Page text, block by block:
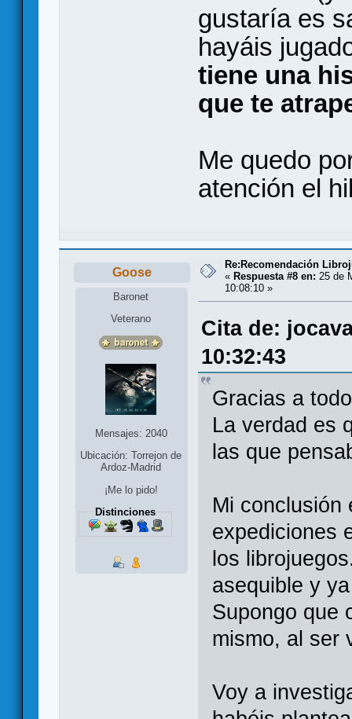
gustaría es
hayáis
tiene una
que te
Me quedo
atención el
Goose
Baronet
Veterano
Mensajes: 2040
Ubicación: Torrejon de
Ardoz-Madrid
¡Me lo pido!
Distinciones
Re:Recomendación
« Respuesta #8 en: 25 de
10:08:10 »
Cita de:
10:32:43
Gracias a
La verdad es
las que
Mi conclusión
expediciones
los
asequible y
Supongo que
mismo, al ser
Voy a